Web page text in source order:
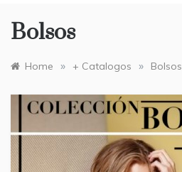
Bolsos
Home » + Catalogos » Bolsos